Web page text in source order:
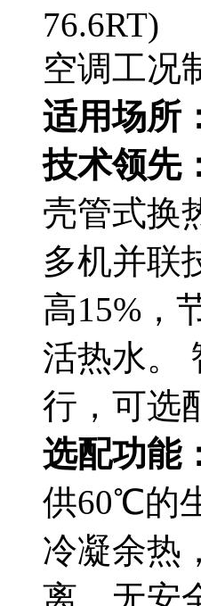
76.6RT)
空调工况
适用场所
技术领先
壳管式换
多机并联
高15%，
活热水。
行，可选
选配功能
供60℃的
冷凝余热